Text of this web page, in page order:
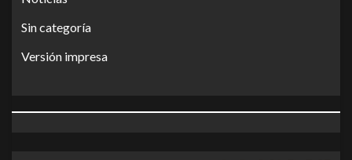
Sin categoría
Versión impresa